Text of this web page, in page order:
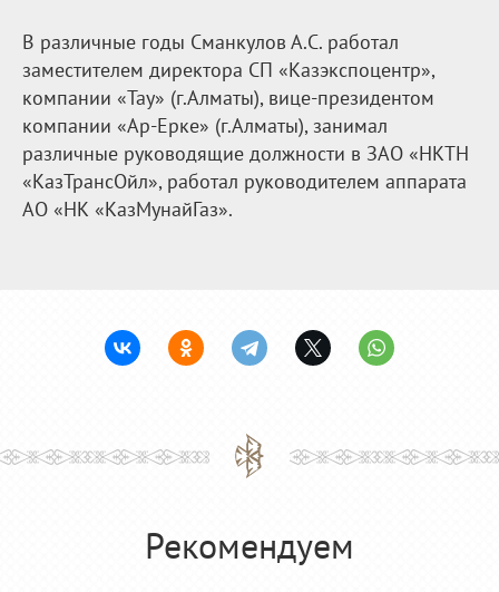
В различные годы Сманкулов А.С. работал
заместителем директора СП «Казэкспоцентр»,
компании «Тау» (г.Алматы), вице-президентом
компании «Ар-Ерке» (г.Алматы), занимал
различные руководящие должности в ЗАО «НКТН
«КазТрансОйл», работал руководителем аппарата
АО «НК «КазМунайГаз».
Рекомендуем